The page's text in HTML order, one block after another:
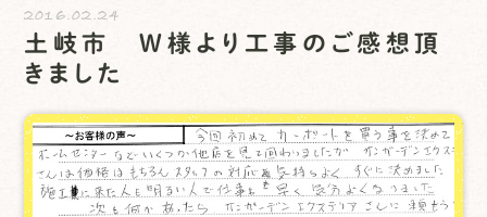
2016.02.24
土岐市 W様より工事のご感想頂
きました